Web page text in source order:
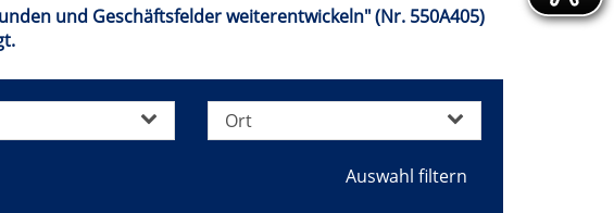
und Geschäftsfelder weiterentwickeln" (Nr. 550A405)
Ort